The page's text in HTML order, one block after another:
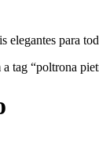
elegantes para
tag “poltrona